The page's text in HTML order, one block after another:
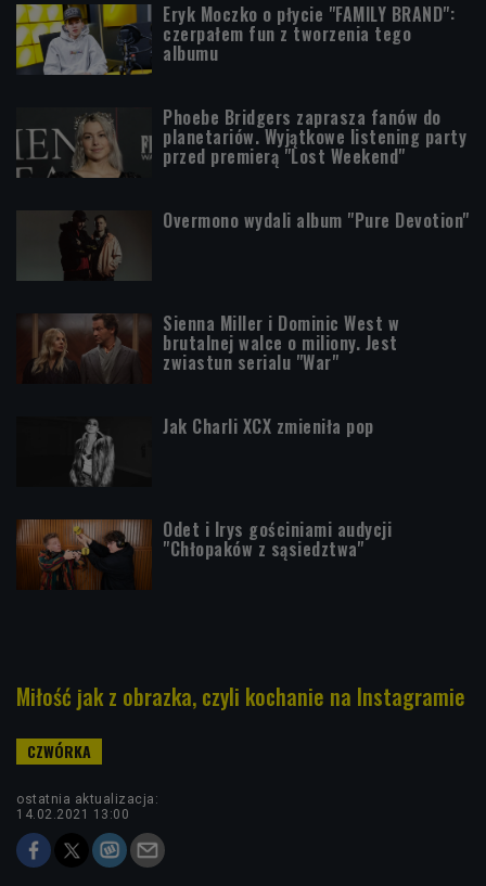
Eryk Moczko o płycie "FAMILY BRAND":
czerpałem fun z tworzenia tego
albumu
Phoebe Bridgers zaprasza fanów do
planetariów. Wyjątkowe listening party
przed premierą "Lost Weekend"
Overmono wydali album "Pure Devotion"
Sienna Miller i Dominic West w
brutalnej walce o miliony. Jest
zwiastun serialu "War"
Jak Charli XCX zmieniła pop
Odet i Irys gościniami audycji
"Chłopaków z sąsiedztwa"
Miłość jak z obrazka, czyli kochanie na Instagramie
ostatnia aktualizacja:
14.02.2021 13:00